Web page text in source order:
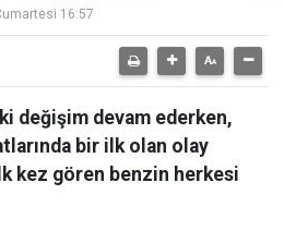
16:57
değişim devam ederken,
bir ilk olan olay
kez gören benzin herkesi